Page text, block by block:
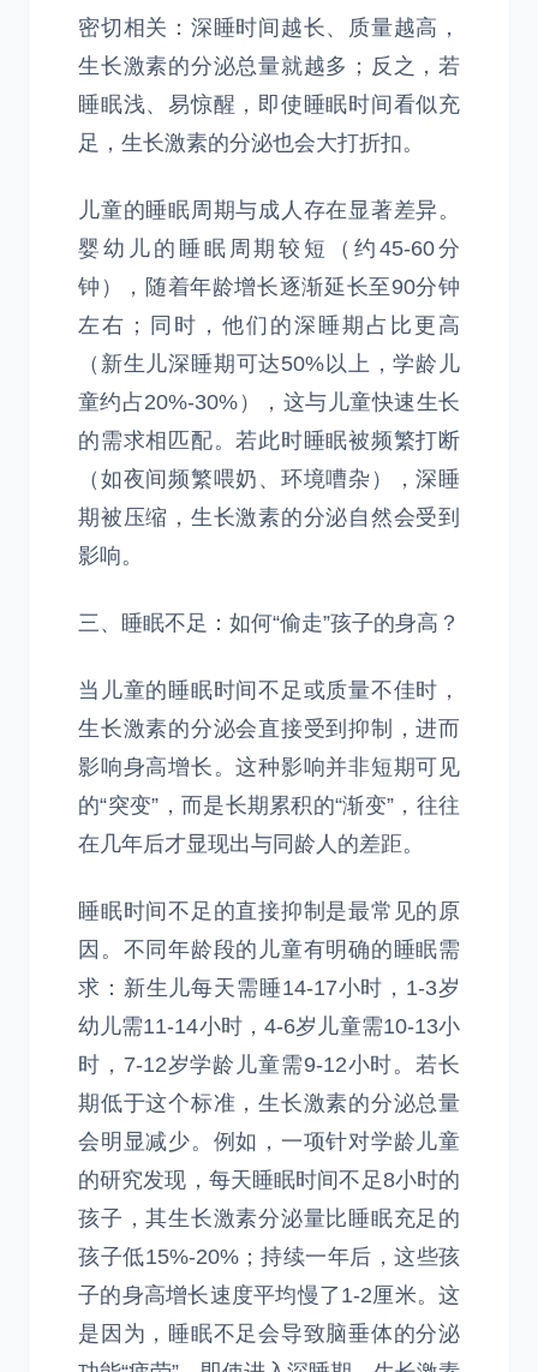
密切相关：深睡时间越长、质量越高，
生长激素的分泌总量就越多；反之，若
睡眠浅、易惊醒，即使睡眠时间看似充
足，生长激素的分泌也会大打折扣。
儿童的睡眠周期与成人存在显著差异。
婴幼儿的睡眠周期较短（约45-60分
钟），随着年龄增长逐渐延长至90分钟
左右；同时，他们的深睡期占比更高
（新生儿深睡期可达50%以上，学龄儿
童约占20%-30%），这与儿童快速生长
的需求相匹配。若此时睡眠被频繁打断
（如夜间频繁喂奶、环境嘈杂），深睡
期被压缩，生长激素的分泌自然会受到
影响。
三、睡眠不足：如何“偷走”孩子的身高？
当儿童的睡眠时间不足或质量不佳时，
生长激素的分泌会直接受到抑制，进而
影响身高增长。这种影响并非短期可见
的“突变”，而是长期累积的“渐变”，往往
在几年后才显现出与同龄人的差距。
睡眠时间不足的直接抑制是最常见的原
因。不同年龄段的儿童有明确的睡眠需
求：新生儿每天需睡14-17小时，1-3岁
幼儿需11-14小时，4-6岁儿童需10-13小
时，7-12岁学龄儿童需9-12小时。若长
期低于这个标准，生长激素的分泌总量
会明显减少。例如，一项针对学龄儿童
的研究发现，每天睡眠时间不足8小时的
孩子，其生长激素分泌量比睡眠充足的
孩子低15%-20%；持续一年后，这些孩
子的身高增长速度平均慢了1-2厘米。这
是因为，睡眠不足会导致脑垂体的分泌